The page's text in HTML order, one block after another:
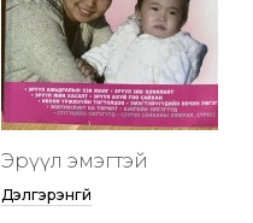
Эрүүл эмэгтэй
Дэлгэрэнгүй